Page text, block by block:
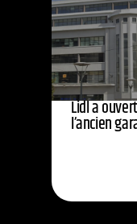
Lidl a
l’ancien